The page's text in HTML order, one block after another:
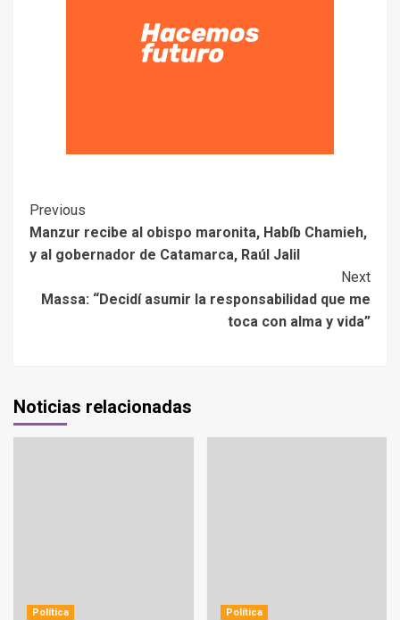
Previous
Manzur recibe al obispo maronita, Habíb Chamieh,
y al gobernador de Catamarca, Raúl Jalil
Next
Massa: “Decidí asumir la responsabilidad que me
toca con alma y vida”
Noticias relacionadas
Política Política